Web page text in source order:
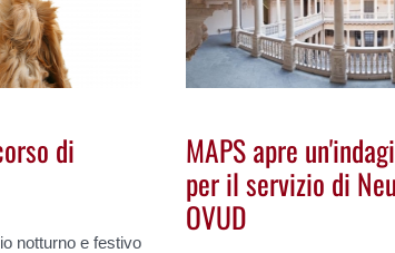
di
notturno e festivo
MAPS apre
per il servizio di
OVUD